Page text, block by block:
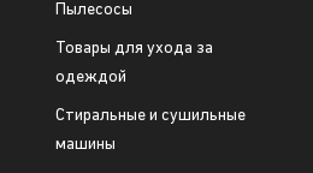
Пылесосы
Товары для ухода за
одеждой
Стиральные и сушильные
машины